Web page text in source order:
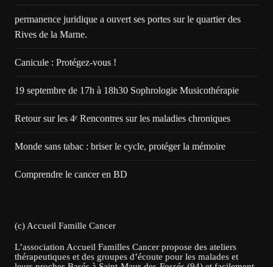
permanence juridique a ouvert ses portes sur le quartier des
Rives de la Marne.
Canicule : Protégez-vous !
19 septembre de 17h à 18h30 Sophrologie Musicothérapie
Retour sur les 4ᵉ Rencontres sur les maladies chroniques
Monde sans tabac : briser le cycle, protéger la mémoire
Comprendre le cancer en BD
(c) Accueil Famille Cancer
L’association Accueil Familles Cancer propose des ateliers
thérapeutiques et des groupes d’écoute pour les malades et